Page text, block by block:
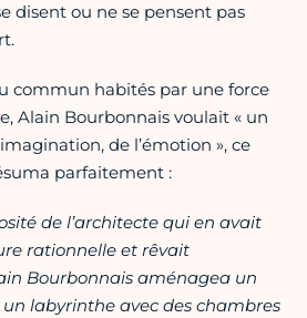
disent ou ne se pensent pas
commun habités par une force
Alain Bourbonnais voulait « un
de l’émotion », ce
parfaitement :
de l’architecte qui en avait
rationnelle et rêvait
Bourbonnais aménagea un
labyrinthe avec des chambres